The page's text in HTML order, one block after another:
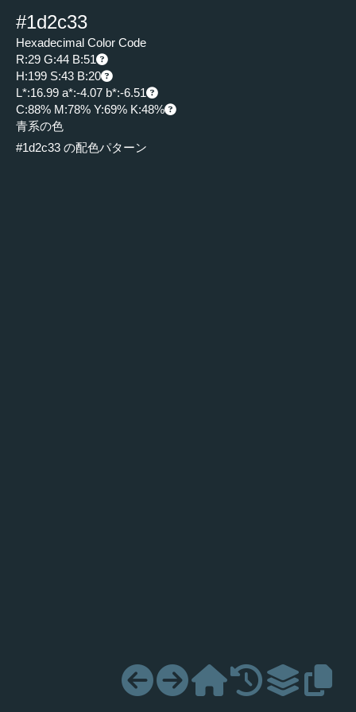
#1d2c33
Hexadecimal Color Code
R:29 G:44 B:51
H:199 S:43 B:20
L*:16.99 a*:-4.07 b*:-6.51
C:88% M:78% Y:69% K:48%
青系の色
#1d2c33 の配色パターン